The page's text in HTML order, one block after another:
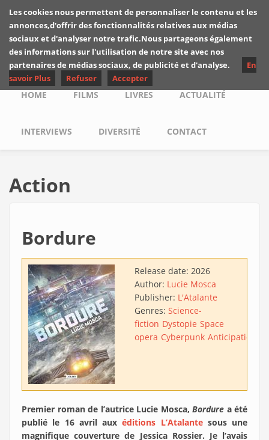
Skip to main content
Les critiques de
Yuyine
Main menu
HOME FILMS LIVRES ACTUALITÉ
INTERVIEWS DIVERSITÉ CONTACT
Action
Bordure
Release date: 2026
Author: Lucie Mosca
Publisher: L'Atalante
Genres: Science-
fiction Dystopie Space
opera Cyberpunk Anticipation
Premier roman de l’autrice Lucie Mosca, Bordure a été
publié le 16 avril auxéditions L’Atalantesous une
magnifique couverture de Jessica Rossier. Je l’avais
Les cookies nous permettent de personnaliser le contenu et les
annonces,d'offrir des fonctionnalités relatives aux médias
sociaux et d'analyser notre trafic.Nous partageons également
des informations sur l'utilisation de notre site avec nos
partenaires de médias sociaux, de publicité et d'analyse.
En
savoir Plus
Refuser Accepter